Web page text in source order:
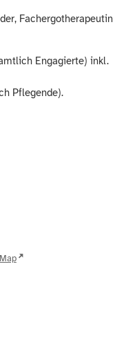
Fachergotherapeutin
Engagierte) inkl.
Pflegende).